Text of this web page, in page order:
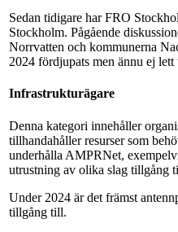
Sedan tidigare har FRO
Stockholm. Pågående
Norrvatten och kommunerna
2024 fördjupats men ännu ej
Infrastrukturägare
Denna kategori innehåller
tillhandahåller resurser som
underhålla AMPRNet,
utrustning av olika slag tillgång
Under 2024 är det främst
tillgång till.